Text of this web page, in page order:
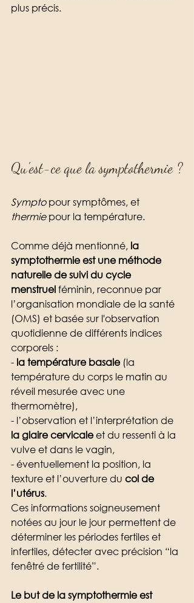
plus précis.
Qu'est-ce que la symptothermie ?
Sympto pour symptômes, et
thermie pour la température.
Comme déjà mentionné, la
symptothermie est une méthode
naturelle de suivi du cycle
menstruel féminin, reconnue par
l’organisation mondiale de la santé
(OMS) et basée sur l'observation
quotidienne de différents indices
corporels :
- la température basale (la
température du corps le matin au
réveil mesurée avec une
thermomètre),
- l’observation et l’interprétation de
la glaire cervicale et du ressenti à la
vulve et dans le vagin,
- éventuellement la position, la
texture et l’ouverture du col de
l’utérus.
Ces informations soigneusement
notées au jour le jour permettent de
déterminer les périodes fertiles et
infertiles, détecter avec précision “la
fenêtré de fertilité”.
Le but de la symptothermie est